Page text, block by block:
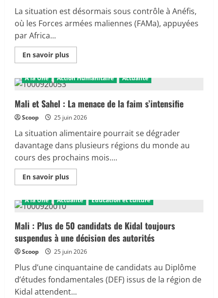
repoussé
les
assauts
à
Anéfis,
Aguel-
Hoc
Kéniéroba
La situation est désormais sous contrôle à Anéfis,
où les Forces armées maliennes (FAMa), appuyées
par Africa...
En savoir plusEn
savoir
Anéfis
FAMa
et
Africa
Corps
reprennent
le
contrôle
de
la
situation
A la Une Action Humanitaire Actualité
Mali et Sahel : La menace de la faim s’intensifie
Scoop 25 juin 2026
La situation alimentaire pourrait se dégrader
davantage dans plusieurs régions du monde au
cours des prochains mois....
En savoir plusEn
savoir
Mali
:
La
menace
de
la
s’intensifie
A la Une Actualité Éducation et culture
Mali : Plus de 50 candidats de Kidal toujours
suspendus à une décision des autorités
Scoop 25 juin 2026
Plus d’une cinquantaine de candidats au Diplôme
d’études fondamentales (DEF) issus de la région de
Kidal attendent...